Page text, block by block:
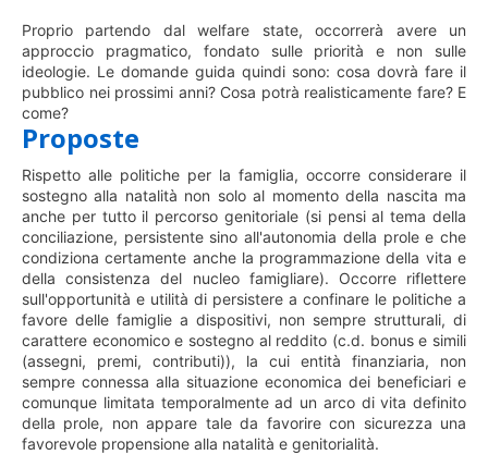
Proprio partendo dal welfare state, occorrerà avere un
approccio pragmatico, fondato sulle priorità e non sulle
ideologie. Le domande guida quindi sono: cosa dovrà fare il
pubblico nei prossimi anni? Cosa potrà realisticamente fare? E
come?
Proposte
Rispetto alle politiche per la famiglia, occorre considerare il
sostegno alla natalità non solo al momento della nascita ma
anche per tutto il percorso genitoriale (si pensi al tema della
conciliazione, persistente sino all'autonomia della prole e che
condiziona certamente anche la programmazione della vita e
della consistenza del nucleo famigliare). Occorre riflettere
sull'opportunità e utilità di persistere a confinare le politiche a
favore delle famiglie a dispositivi, non sempre strutturali, di
carattere economico e sostegno al reddito (c.d. bonus e simili
(assegni, premi, contributi)), la cui entità finanziaria, non
sempre connessa alla situazione economica dei beneficiari e
comunque limitata temporalmente ad un arco di vita definito
della prole, non appare tale da favorire con sicurezza una
favorevole propensione alla natalità e genitorialità.